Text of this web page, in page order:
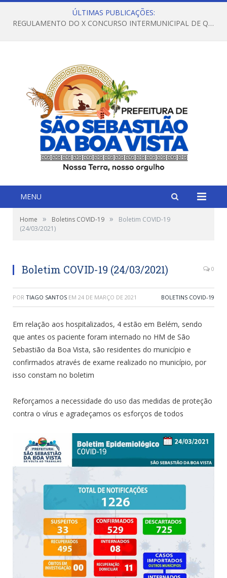
ÚLTIMAS PUBLICAÇÕES:
REGULAMENTO DO X CONCURSO INTERMUNICIPAL DE QUADRILHAS JUNINAS – 2026 – ARRAIÁ DA VENEZA
MENU
Home » Boletins COVID-19 »
Boletim COVID-19
(24/03/2021)
Boletim COVID-19 (24/03/2021) 0
POR TIAGO SANTOS EM 24 DE MARÇO DE 2021 BOLETINS COVID-19
Em relação aos hospitalizados, 4 estão em Belém, sendo
que antes os paciente foram internado no HM de São
Sebastião da Boa Vista, são residentes do município e
confirmados através de exame realizado no município, por
isso constam no boletim
Reforçamos a necessidade do uso das medidas de proteção
contra o vírus e agradeçamos os esforços de todos